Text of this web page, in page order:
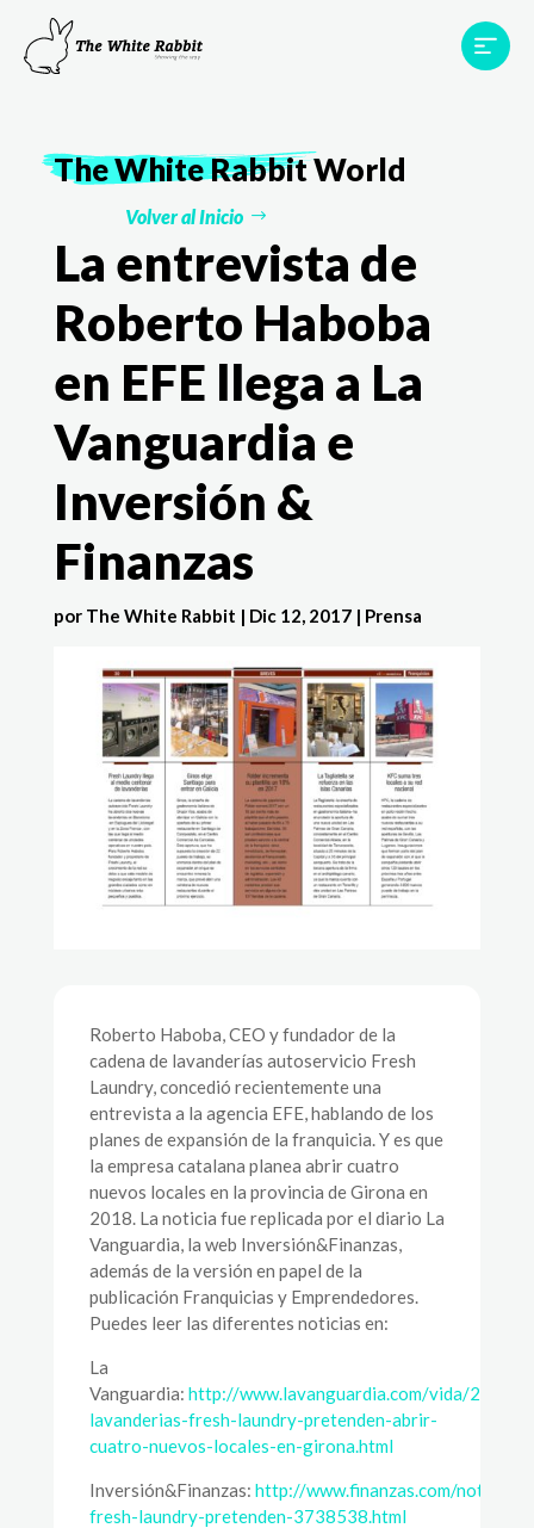
Proyectos
Testimonios
TWR World
The White RabbitWorld
Volver al Inicio
La entrevista de
Roberto Haboba
en EFE llega a La
Vanguardia e
Inversión &
Finanzas
por The White Rabbit | Dic 12, 2017| Prensa
Roberto Haboba, CEO y fundador de la
cadena de lavanderías autoservicio Fresh
Laundry, concedió recientemente una
entrevista a la agencia EFE, hablando de los
planes de expansión de la franquicia. Y es que
la empresa catalana planea abrir cuatro
nuevos locales en la provincia de Girona en
2018. La noticia fue replicada por el diario La
Vanguardia, la web Inversión&Finanzas,
además de la versión en papel de la
publicación Franquicias y Emprendedores.
Puedes leer las diferentes noticias en:
La
Vanguardia: http://www.lavanguardia.com/vida/
lavanderias-fresh-laundry-pretenden-abrir-
cuatro-nuevos-locales-en-girona.html
Inversión&Finanzas: http://www.finanzas.com/
fresh-laundry-pretenden-3738538.html